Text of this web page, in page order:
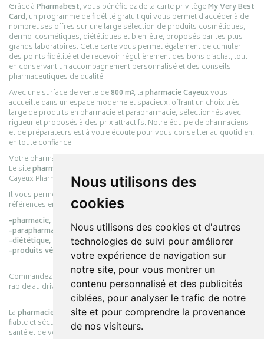
Nous utilisons des
cookies
Nous utilisons des cookies et d'autres
technologies de suivi pour améliorer
votre expérience de navigation sur
notre site, pour vous montrer un
contenu personnalisé et des publicités
ciblées, pour analyser le trafic de notre
site et pour comprendre la provenance
de nos visiteurs.
Grâce àPharmabest, vous bénéficiez de la carte privilègeMy Very Best
Card, un programme de fidélité gratuit qui vous permet d’accéder à de
nombreuses offres sur une large sélection de produits cosmétiques,
dermo-cosmétiques, diététiques et bien-être, proposés par les plus
grands laboratoires. Cette carte vous permet également de cumuler
des points fidélité et de recevoir régulièrement des bons d’achat, tout
en conservant un accompagnement personnalisé et des conseils
pharmaceutiques de qualité.
Avec une surface de vente de800 m², lapharmacie Cayeuxvous
accueille dans un espace moderne et spacieux, offrant un choix très
large de produits en pharmacie et parapharmacie, sélectionnés avec
rigueur et proposés à des prix attractifs. Notre équipe de pharmaciens
et de préparateurs est à votre écoute pour vous conseiller au quotidien,
en toute confiance.
Votre pharmacie en ligne :
Le sitepharmacie-cayeux.fr
Cayeux Pharmabest Berck-sur-Mer – Rang-du-Fliers.
Il vous permet de réaliser vos achats en ligne parmi des milliers de
références en :
-pharmacie,
-parapharmacie,
-diététique,
-produits vétérinaires.
Commandez simplement vos produits en ligne et choisissez le retrait
rapide au drive ou la livraison à domicile, en toute simplicité.
Lapharmacie Cayeuxs’engage à vous offrir une expérience pratique,
fiable et sécurisée, en officine comme en ligne, au service de votre
santé et de votre bien-être.